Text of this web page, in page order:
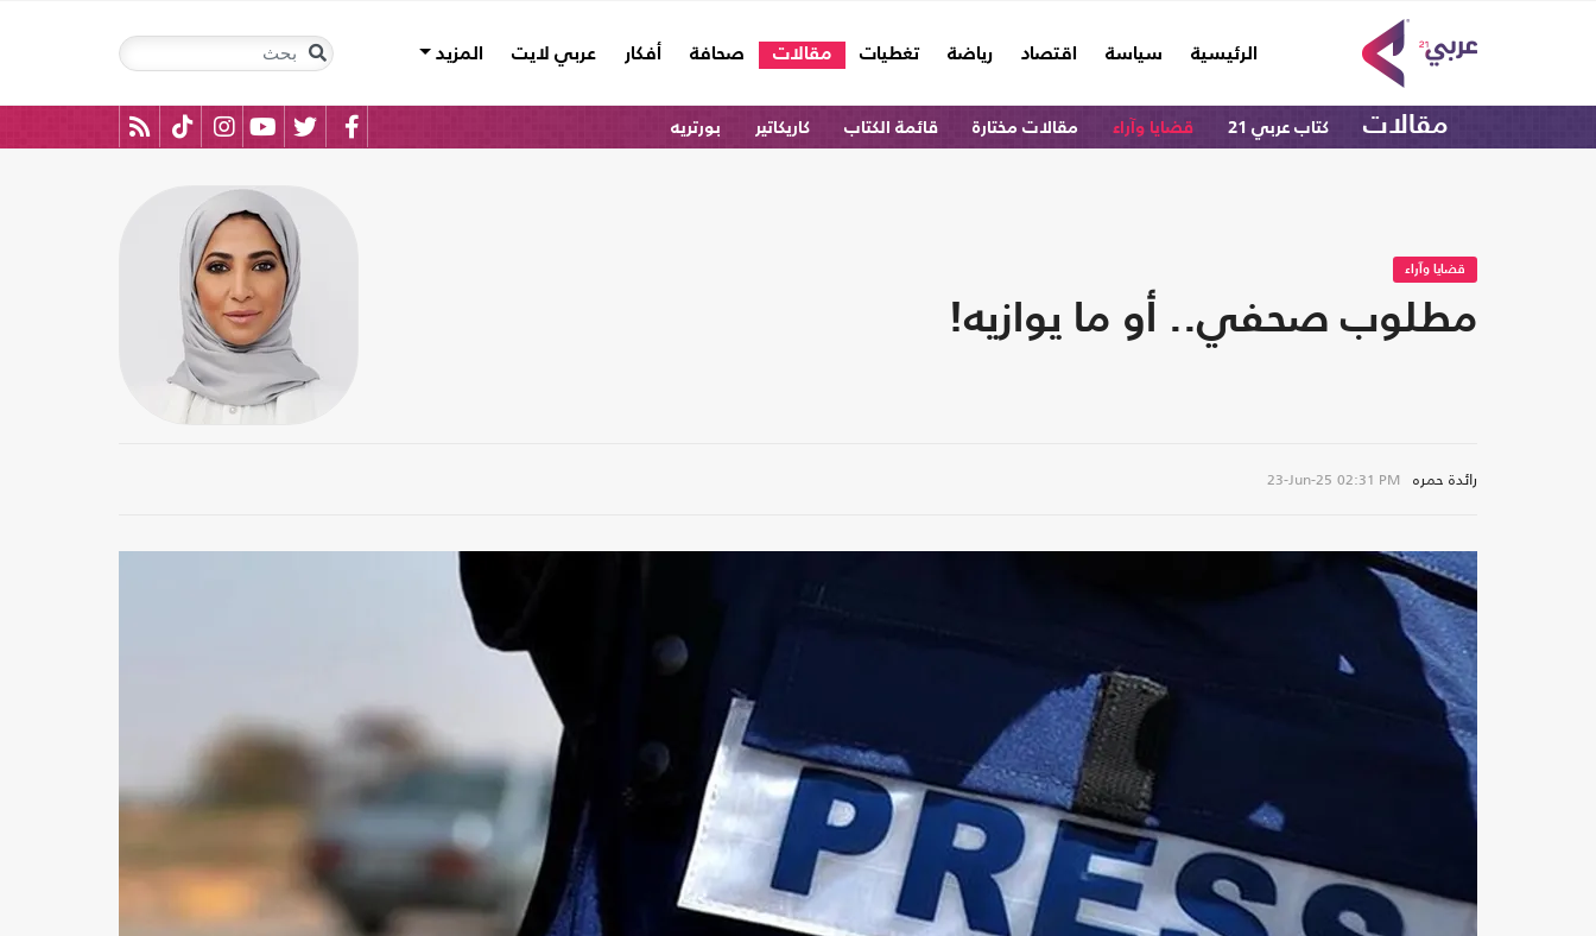
الرئيسية
(current) سياسة اقتصاد رياضة تغطيات مقالات صحافة أفكار عربي لايت المزيد
مقالات كتاب عربي 21 قضايا وآراء مقالات مختارة قائمة الكتاب كاريكاتير بورتريه
قضايا وآراء
مطلوب صحفي.. أو ما يوازيه!
رائدة حمره 23-Jun-25 02:31 PM